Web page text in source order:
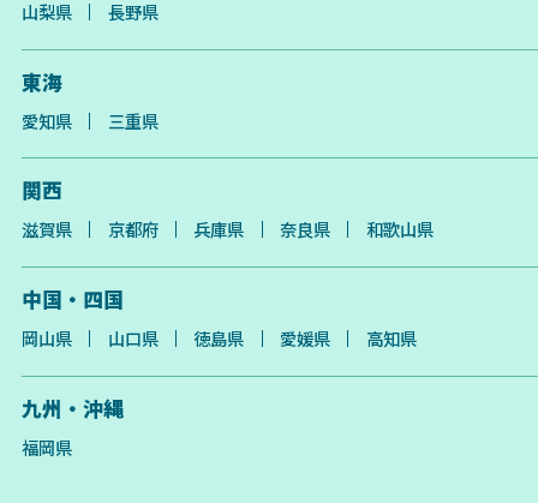
山梨県 長野県
東海
愛知県 三重県
関西
滋賀県 京都府 兵庫県 奈良県 和歌山県
中国・四国
岡山県 山口県 徳島県 愛媛県 高知県
九州・沖縄
福岡県